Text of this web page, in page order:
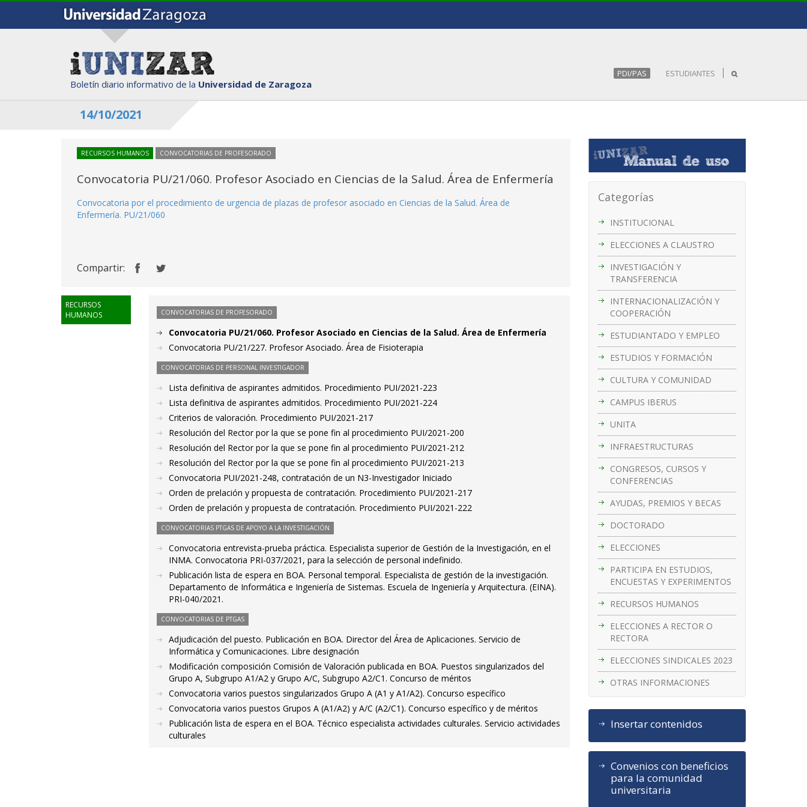
Boletín diario informativo de la Universidad de Zaragoza
PDI/PAS ESTUDIANTES
14/10/2021
Categorías
INSTITUCIONAL
ELECCIONES A CLAUSTRO
INVESTIGACIÓN Y
TRANSFERENCIA
INTERNACIONALIZACIÓN Y
COOPERACIÓN
ESTUDIANTADO Y EMPLEO
ESTUDIOS Y FORMACIÓN
CULTURA Y COMUNIDAD
CAMPUS IBERUS
UNITA
INFRAESTRUCTURAS
CONGRESOS, CURSOS Y
CONFERENCIAS
AYUDAS, PREMIOS Y BECAS
DOCTORADO
ELECCIONES
PARTICIPA EN ESTUDIOS,
ENCUESTAS Y EXPERIMENTOS
RECURSOS HUMANOS
ELECCIONES A RECTOR O
RECTORA
ELECCIONES SINDICALES 2023
OTRAS INFORMACIONES
Insertar contenidos
Convenios con beneficios
para la comunidad
universitaria
RECURSOS HUMANOS CONVOCATORIAS DE PROFESORADO
Convocatoria PU/21/060. Profesor Asociado en Ciencias de la Salud. Área de Enfermería
Convocatoria por el procedimiento de urgencia de plazas de profesor asociado en Ciencias de la Salud. Área de
Enfermería. PU/21/060
Compartir:
RECURSOS
HUMANOS
CONVOCATORIAS DE PROFESORADO
Convocatoria PU/21/060. Profesor Asociado en Ciencias de la Salud. Área de Enfermería
Convocatoria PU/21/227. Profesor Asociado. Área de Fisioterapia
CONVOCATORIAS DE PERSONAL INVESTIGADOR
Lista definitiva de aspirantes admitidos. Procedimiento PUI/2021-223
Lista definitiva de aspirantes admitidos. Procedimiento PUI/2021-224
Criterios de valoración. Procedimiento PUI/2021-217
Resolución del Rector por la que se pone fin al procedimiento PUI/2021-200
Resolución del Rector por la que se pone fin al procedimiento PUI/2021-212
Resolución del Rector por la que se pone fin al procedimiento PUI/2021-213
Convocatoria PUI/2021-248, contratación de un N3-Investigador Iniciado
Orden de prelación y propuesta de contratación. Procedimiento PUI/2021-217
Orden de prelación y propuesta de contratación. Procedimiento PUI/2021-222
CONVOCATORIAS PTGAS DE APOYO A LA INVESTIGACIÓN
Convocatoria entrevista-prueba práctica. Especialista superior de Gestión de la Investigación, en el
INMA. Convocatoria PRI-037/2021, para la selección de personal indefinido.
Publicación lista de espera en BOA. Personal temporal. Especialista de gestión de la investigación.
Departamento de Informática e Ingeniería de Sistemas. Escuela de Ingeniería y Arquitectura. (EINA).
PRI-040/2021.
CONVOCATORIAS DE PTGAS
Adjudicación del puesto. Publicación en BOA. Director del Área de Aplicaciones. Servicio de
Informática y Comunicaciones. Libre designación
Modificación composición Comisión de Valoración publicada en BOA. Puestos singularizados del
Grupo A, Subgrupo A1/A2 y Grupo A/C, Subgrupo A2/C1. Concurso de méritos
Convocatoria varios puestos singularizados Grupo A (A1 y A1/A2). Concurso específico
Convocatoria varios puestos Grupos A (A1/A2) y A/C (A2/C1). Concurso específico y de méritos
Publicación lista de espera en el BOA. Técnico especialista actividades culturales. Servicio actividades
culturales